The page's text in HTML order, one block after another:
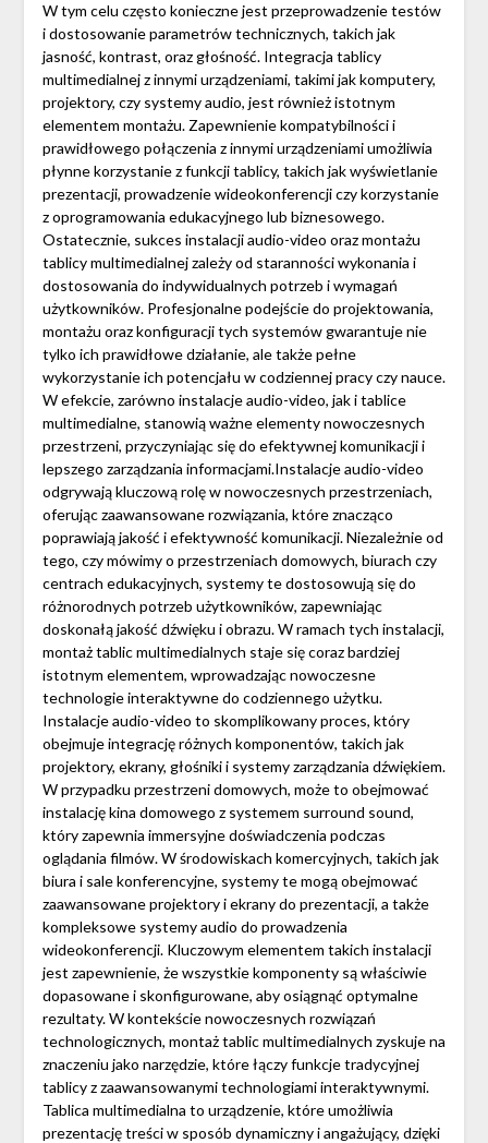
W tym celu często konieczne jest przeprowadzenie testów
i dostosowanie parametrów technicznych, takich jak
jasność, kontrast, oraz głośność. Integracja tablicy
multimedialnej z innymi urządzeniami, takimi jak komputery,
projektory, czy systemy audio, jest również istotnym
elementem montażu. Zapewnienie kompatybilności i
prawidłowego połączenia z innymi urządzeniami umożliwia
płynne korzystanie z funkcji tablicy, takich jak wyświetlanie
prezentacji, prowadzenie wideokonferencji czy korzystanie
z oprogramowania edukacyjnego lub biznesowego.
Ostatecznie, sukces instalacji audio-video oraz montażu
tablicy multimedialnej zależy od staranności wykonania i
dostosowania do indywidualnych potrzeb i wymagań
użytkowników. Profesjonalne podejście do projektowania,
montażu oraz konfiguracji tych systemów gwarantuje nie
tylko ich prawidłowe działanie, ale także pełne
wykorzystanie ich potencjału w codziennej pracy czy nauce.
W efekcie, zarówno instalacje audio-video, jak i tablice
multimedialne, stanowią ważne elementy nowoczesnych
przestrzeni, przyczyniając się do efektywnej komunikacji i
lepszego zarządzania informacjami.Instalacje audio-video
odgrywają kluczową rolę w nowoczesnych przestrzeniach,
oferując zaawansowane rozwiązania, które znacząco
poprawiają jakość i efektywność komunikacji. Niezależnie od
tego, czy mówimy o przestrzeniach domowych, biurach czy
centrach edukacyjnych, systemy te dostosowują się do
różnorodnych potrzeb użytkowników, zapewniając
doskonałą jakość dźwięku i obrazu. W ramach tych instalacji,
montaż tablic multimedialnych staje się coraz bardziej
istotnym elementem, wprowadzając nowoczesne
technologie interaktywne do codziennego użytku.
Instalacje audio-video to skomplikowany proces, który
obejmuje integrację różnych komponentów, takich jak
projektory, ekrany, głośniki i systemy zarządzania dźwiękiem.
W przypadku przestrzeni domowych, może to obejmować
instalację kina domowego z systemem surround sound,
który zapewnia immersyjne doświadczenia podczas
oglądania filmów. W środowiskach komercyjnych, takich jak
biura i sale konferencyjne, systemy te mogą obejmować
zaawansowane projektory i ekrany do prezentacji, a także
kompleksowe systemy audio do prowadzenia
wideokonferencji. Kluczowym elementem takich instalacji
jest zapewnienie, że wszystkie komponenty są właściwie
dopasowane i skonfigurowane, aby osiągnąć optymalne
rezultaty. W kontekście nowoczesnych rozwiązań
technologicznych, montaż tablic multimedialnych zyskuje na
znaczeniu jako narzędzie, które łączy funkcje tradycyjnej
tablicy z zaawansowanymi technologiami interaktywnymi.
Tablica multimedialna to urządzenie, które umożliwia
prezentację treści w sposób dynamiczny i angażujący, dzięki